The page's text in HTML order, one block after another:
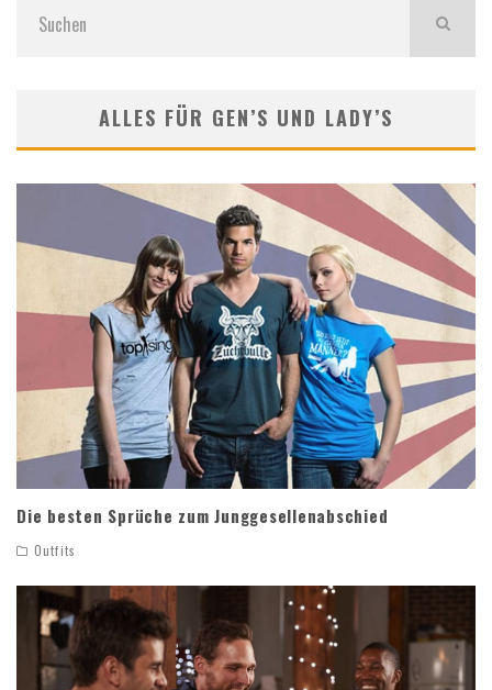
ALLES FÜR GEN’S UND LADY’S
Die besten Sprüche zum Junggesellenabschied
Outfits